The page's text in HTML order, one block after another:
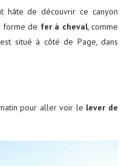
hâte de découvrir ce canyon
forme de fer à cheval, comme
situé à côté de Page, dans
pour aller voir le lever de